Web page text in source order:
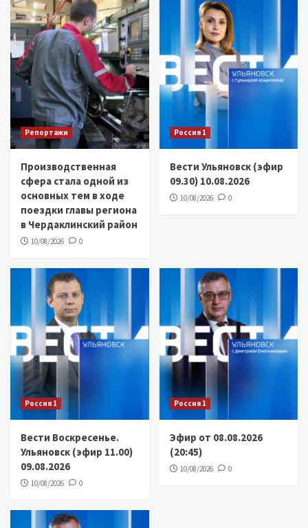
Репортажи
Производственная
сфера стала одной из
основных тем в ходе
поездки главы региона
в Чердаклинский район
10/08/2026 0
Россия 1
Вести Ульяновск (эфир
09.30) 10.08.2026
10/08/2026 0
Россия 1
Вести Воскресенье.
Ульяновск (эфир 11.00)
09.08.2026
10/08/2026 0
Россия 1
Эфир от 08.08.2026
(20:45)
10/08/2026 0